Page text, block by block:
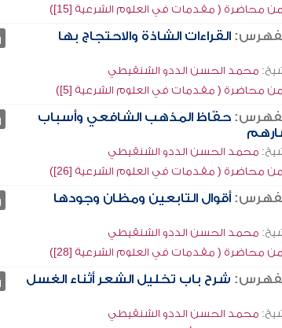
محاضرة ( مقدمات في العلوم الشرعية [15])
القراءات الشاذة والاحتجاج بها
محمد الحسن الددو الشنقيطي
محاضرة ( مقدمات في العلوم الشرعية [5])
حفّاظ المذهب الشافعي وأسباب
محمد الحسن الددو الشنقيطي
محاضرة ( مقدمات في العلوم الشرعية [26])
أقوال التابعين ومظان وجودها
محمد الحسن الددو الشنقيطي
محاضرة ( مقدمات في العلوم الشرعية [28])
شرح باب تخليل الشعر أثناء الغسل
محمد الحسن الددو الشنقيطي